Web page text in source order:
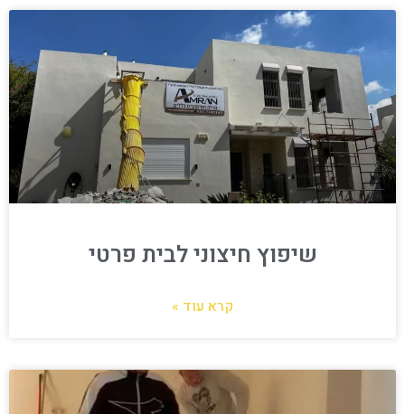
שיפוץ חיצוני לבית פרטי
קרא עוד »